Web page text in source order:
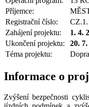
Příjemce:
Registrační číslo:
Zahájení projektu:
1. 4.
Ukončení projektu:
20.
Téma projektu:
Informace o
Zvýšení bezpečnosti